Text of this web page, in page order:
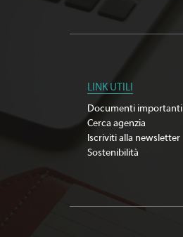
LINK UTILI
Documenti importanti
Cerca agenzia
Iscriviti alla newsletter
Sostenibilità